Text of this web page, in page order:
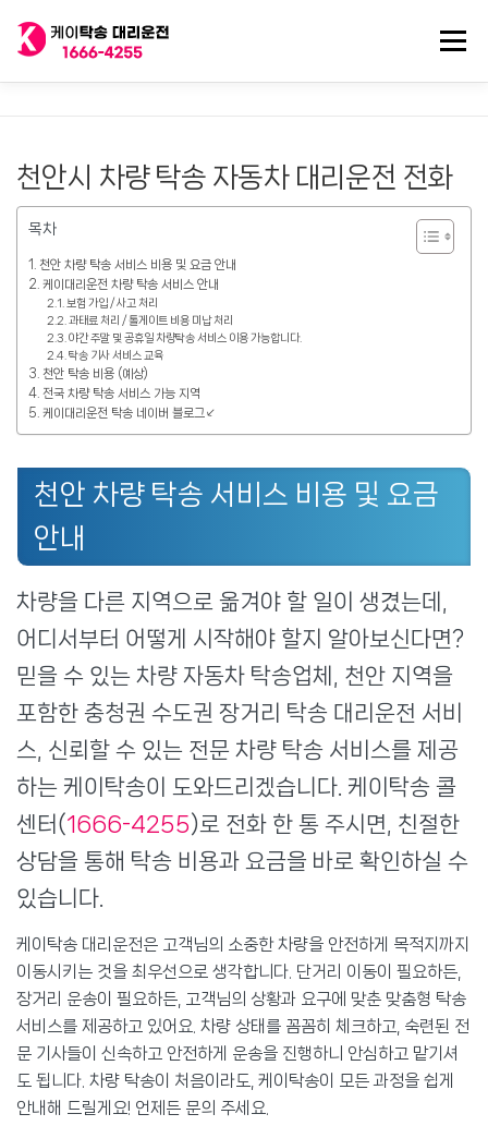
메뉴
탁송/대리기사 구인 대리비 기록
천안시 차량 탁송 자동차 대리운전 전화
목차
천안 차량 탁송 서비스 비용 및 요금 안내
케이대리운전 차량 탁송 서비스 안내
보험 가입 / 사고 처리
과태료 처리 / 톨게이트 비용 미납 처리
야간 주말 및 공휴일 차량탁송 서비스 이용 가능합니다.
탁송 기사 서비스 교육
천안 탁송 비용 (예상)
전국 차량 탁송 서비스 가능 지역
케이대리운전 탁송 네이버 블로그↙
천안 차량 탁송 서비스 비용 및 요금
안내
차량을 다른 지역으로 옮겨야 할 일이 생겼는데,
어디서부터 어떻게 시작해야 할지 알아보신다면?
믿을 수 있는 차량 자동차 탁송업체, 천안 지역을
포함한 충청권 수도권 장거리 탁송 대리운전 서비
스, 신뢰할 수 있는 전문 차량 탁송 서비스를 제공
하는 케이탁송이 도와드리겠습니다. 케이탁송 콜
센터(1666-4255)로 전화 한 통 주시면, 친절한
상담을 통해 탁송 비용과 요금을 바로 확인하실 수
있습니다.
케이탁송 대리운전은 고객님의 소중한 차량을 안전하게 목적지까지
이동시키는 것을 최우선으로 생각합니다. 단거리 이동이 필요하든,
장거리 운송이 필요하든, 고객님의 상황과 요구에 맞춘 맞춤형 탁송
서비스를 제공하고 있어요. 차량 상태를 꼼꼼히 체크하고, 숙련된 전
문 기사들이 신속하고 안전하게 운송을 진행하니 안심하고 맡기셔
도 됩니다. 차량 탁송이 처음이라도, 케이탁송이 모든 과정을 쉽게
안내해 드릴게요! 언제든 문의 주세요.